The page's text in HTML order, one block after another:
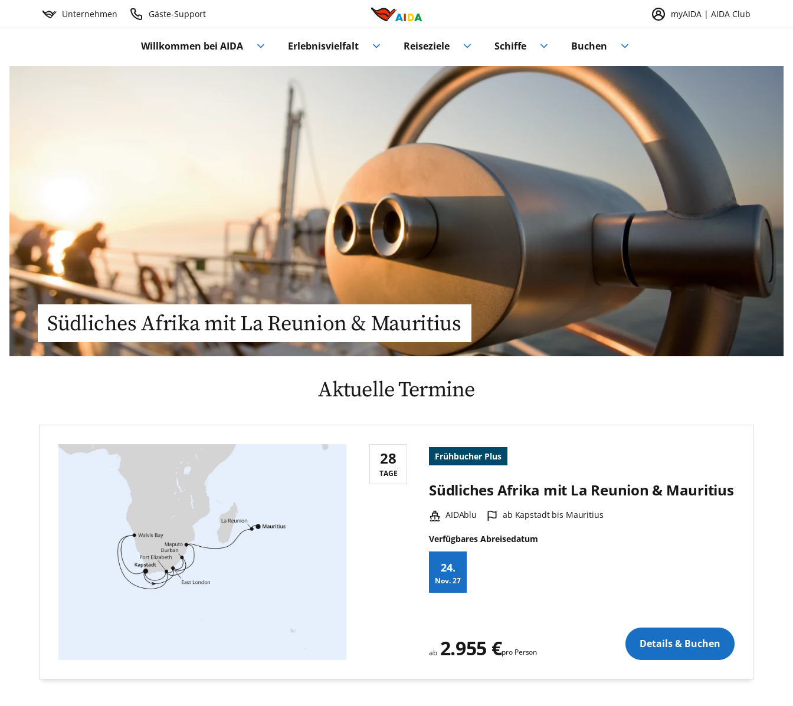
Unternehmen Gäste-Support myAIDA | AIDA Club
Willkommen bei AIDA Erlebnisvielfalt Reiseziele Schiffe Buchen
Südliches Afrika mit La Reunion & Mauritius
Aktuelle Termine
Frühbucher Plus
Südliches Afrika mit La Reunion & Mauritius
Schiff:
AIDAblu Hafen:
ab Kapstadt bis Mauritius
Verfügbares Abreisedatum
24.
Nov.27
Reisedauer:
28
TAGE
ab 2.955 €pro Person
Details & Buchen